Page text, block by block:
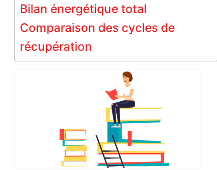
Bilan énergétique total
Comparaison des cycles de
récupération